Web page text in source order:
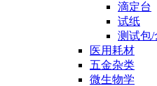
滴定台
试纸
测试包/
医用耗材
五金杂类
微生物学